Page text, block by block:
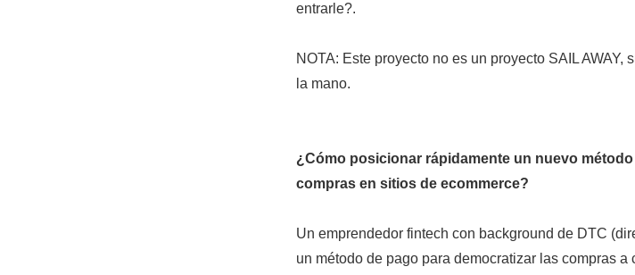
entrarle?.
NOTA: Este proyecto no es un proyecto SAIL
la mano.
¿Cómo posicionar rápidamente un nuevo
compras en sitios de ecommerce?
Un emprendedor fintech con background de DTC
un método de pago para democratizar las compras